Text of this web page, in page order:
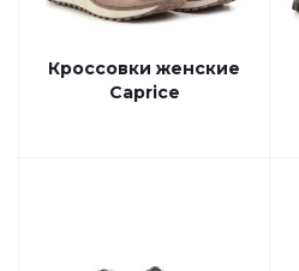
Кроссовки женские
Caprice